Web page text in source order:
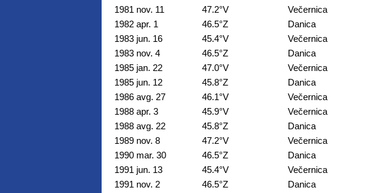
1981 nov. 11
47.2°V
Večernica
1982 apr. 1
46.5°Z
Danica
1983 jun. 16
45.4°V
Večernica
1983 nov. 4
46.5°Z
Danica
1985 jan. 22
47.0°V
Večernica
1985 jun. 12
45.8°Z
Danica
1986 avg. 27
46.1°V
Večernica
1988 apr. 3
45.9°V
Večernica
1988 avg. 22
45.8°Z
Danica
1989 nov. 8
47.2°V
Večernica
1990 mar. 30
46.5°Z
Danica
1991 jun. 13
45.4°V
Večernica
1991 nov. 2
46.5°Z
Danica